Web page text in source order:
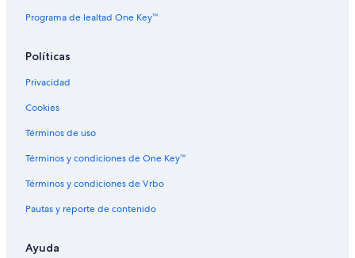
Vuelos a Costa Mujeres
Evergreen International
Ghadames Air Transport
Vuelos a Guadalajara
Vuelos a Isla Mujeres
Vuelos a Mazatlán
Vuelos a Mérida
Vuelos a Monterrey
Olympus Airways
Programa de lealtad One Key™
Políticas
Privacidad
Cookies
Términos de uso
Términos y condiciones de One Key™
Términos y condiciones de Vrbo
Pautas y reporte de contenido
Ayuda